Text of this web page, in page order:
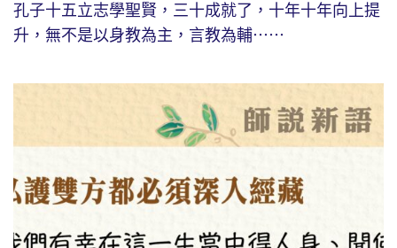
孔子十五立志學聖賢，三十成就了，十年十年向上提
升，無不是以身教為主，言教為輔⋯⋯